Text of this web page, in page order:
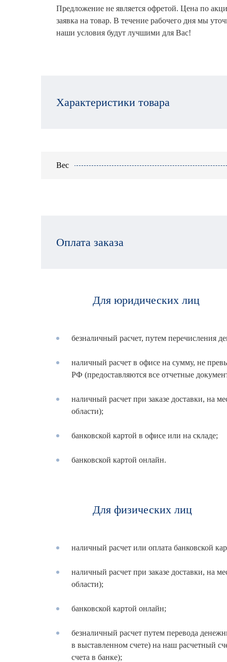
Предложение не является офретой. Цена по
заявка на товар. В течение рабочего дня мы
наши условия будут лучшими для Вас!
Характеристики товара
Вес
Оплата заказа
Для юридических лиц
безналичный расчет, путем перечисления
наличный расчет в офисе на сумму, не
РФ (предоставляются все отчетные
наличный расчет при заказе доставки, на
области);
банковской картой в офисе или на складе;
банковской картой онлайн.
Для физических лиц
наличный расчет или оплата банковской
наличный расчет при заказе доставки, на
области);
банковской картой онлайн;
безналичный расчет путем перевода
в выставленном счете) на наш расчетный
счета в банке);